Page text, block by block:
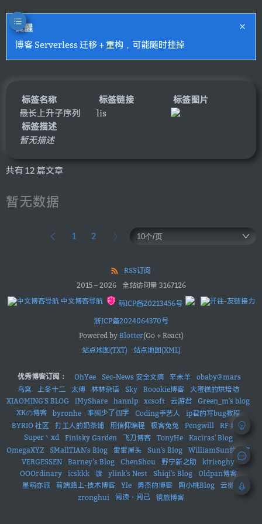
提醒
博客 Serverless 迁移 + 重构，可能随时挂掉
标签名称 标签链接
标签图片
最长上升子序列
lis
标签描述
暂无描述
共有 12 篇文章
暂无数据
1 2
RSS订阅
2015– 2026 全站访问量 3167126
中文博客导航
萌ICP备20213456号
浙ICP备2024064370号
Powered by Blotter(Go + React)
站点地图(TXT)
站点地图(XML)
优秀博客订阅： OhYee Sec-News 安全文摘 辛未羊
obaby@mars
鸟窝
上冬十二 太傅 林林杂语 Sky Roookie博客
大蛋糕的烘焙坊
XIAOMING'S BLOG
iMyShare hannlp xcsoft 云游君
Green_m's blog
XKの博客
byronhe 唯獨少了個字 Coding手艺人
ip君的写bug教程
BYRIO 社区
打工人的奶茶铺 用信仰编程 极客兔兔 Pengwill
RF 菜鸟
Super丶xd
Finisky Garden 飞刀博客 TonyHe
Kaciras' Blog
OmegaXYZ
SMallTIAN's Blog 雷雷屋头 Sun's Blog
WilliamSun的小窝
VERGESSEN
Barney’s Blog ChenShou 野宁新之助
kiritoghy
OOOrdinary
icskkk 渡 ylink's Nest Shiqi's Blog
Oldpan博客
星萌亦派
前端路上-技术博客 Yle 勇杰的博客 陶小桃Blog
云樾
zronghui
阅读・阅己 镜旅博客